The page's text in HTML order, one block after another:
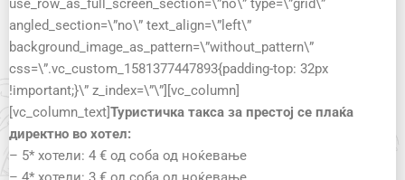
use_row_as_full_screen_section=\”no\” type=\”grid\”
angled_section=\”no\” text_align=\”left\”
background_image_as_pattern=\”without_pattern\”
css=\”.vc_custom_1581377447893{padding-top: 32px
!important;}\” z_index=\”\”][vc_column]
[vc_column_text]Туристичка такса за престој се плаќа
директно во хотел:
– 5* хотели: 4 € од соба од ноќевање